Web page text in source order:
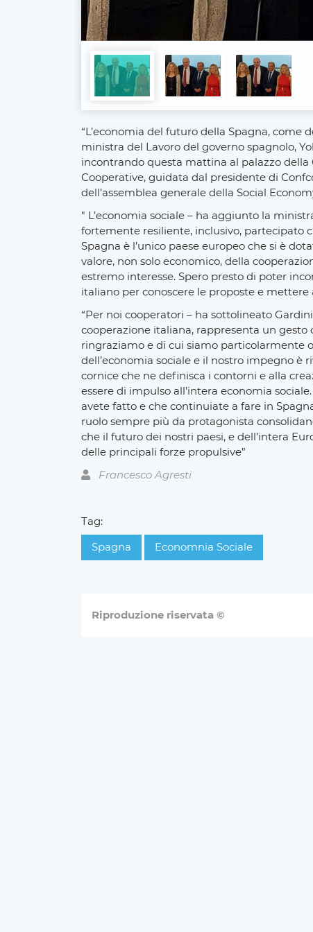
“L’economia del futuro della Spagna, come
ministra del Lavoro del governo spagnolo,
incontrando questa mattina al palazzo della
Cooperative, guidata dal presidente di
dell’assemblea generale della Social
" L’economia sociale – ha aggiunto la
fortemente resiliente, inclusivo, partecipato
Spagna è l’unico paese europeo che si è
valore, non solo economico, della
estremo interesse. Spero presto di poter
italiano per conoscere le proposte e
“Per noi cooperatori – ha sottolineato
cooperazione italiana, rappresenta un
ringraziamo e di cui siamo particolarmente
dell’economia sociale e il nostro impegno è
cornice che ne definisca i contorni e alla
essere di impulso all’intera economia
avete fatto e che continuiate a fare in
ruolo sempre più da protagonista
che il futuro dei nostri paesi, e dell’intera
delle principali forze propulsive”
Francesco Agresti
Tag:
Spagna
Economnia Sociale
Riproduzione riservata ©